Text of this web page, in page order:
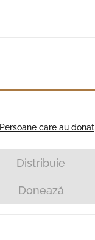
Persoane care au donat
Distribuie
Donează